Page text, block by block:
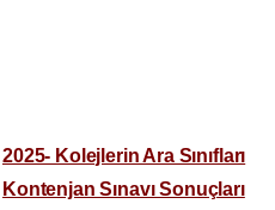
2025- Kolejlerin Ara Sınıfları
Kontenjan Sınavı Sonuçları